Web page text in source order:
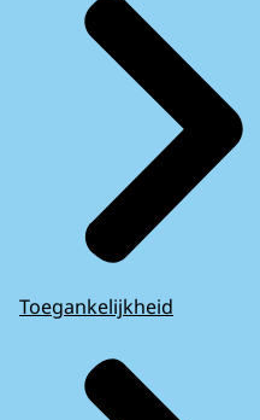
Toegankelijkheid